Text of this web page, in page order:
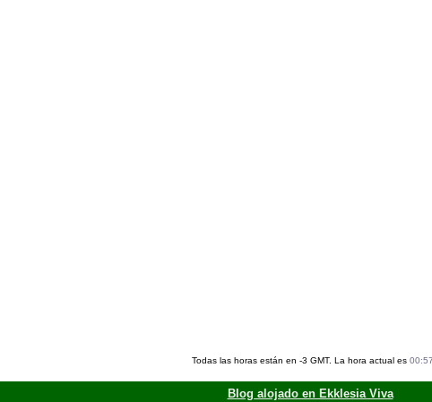
Todas las horas están en -3 GMT. La hora actual es 00:57
Blog alojado en Ekklesia Viva